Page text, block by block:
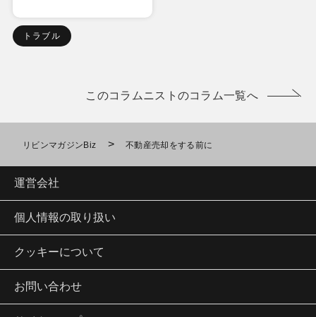
トラブル
このコラムニストのコラム一覧へ
リビンマガジンBiz > 不動産売却をする前に
運営会社
個人情報の取り扱い
クッキーについて
お問い合わせ